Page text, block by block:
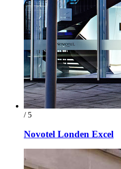
/ 5
Novotel Londen Excel